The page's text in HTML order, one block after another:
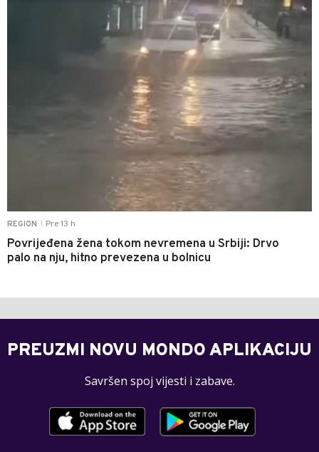
REGION Pre 13 h
Povrijeđena žena tokom nevremena u Srbiji: Drvo
palo na nju, hitno prevezena u bolnicu
PREUZMI NOVU MONDO APLIKACIJU
Savršen spoj vijesti i zabave.